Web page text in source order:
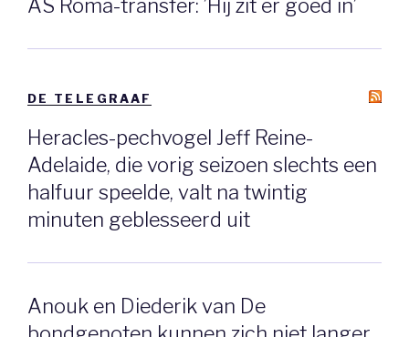
AS Roma-transfer: ’Hij zit er goed in’
DE TELEGRAAF
Heracles-pechvogel Jeff Reine-
Adelaide, die vorig seizoen slechts een
halfuur speelde, valt na twintig
minuten geblesseerd uit
Anouk en Diederik van De